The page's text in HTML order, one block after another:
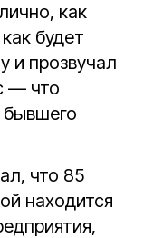
как
будет
и прозвучал
— что
бывшего
что 85
находится